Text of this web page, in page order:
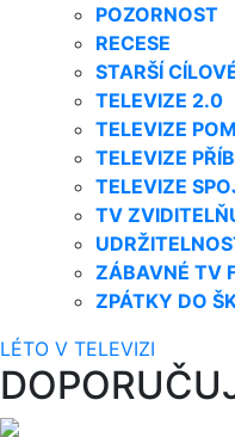
POZORNOST
RECESE
STARŠÍ
TELEVIZE 2.0
TELEVIZE
TELEVIZE
TELEVIZE
TV
ZÁBAVNÉ TV
ZPÁTKY DO
LÉTO V TELEVIZI